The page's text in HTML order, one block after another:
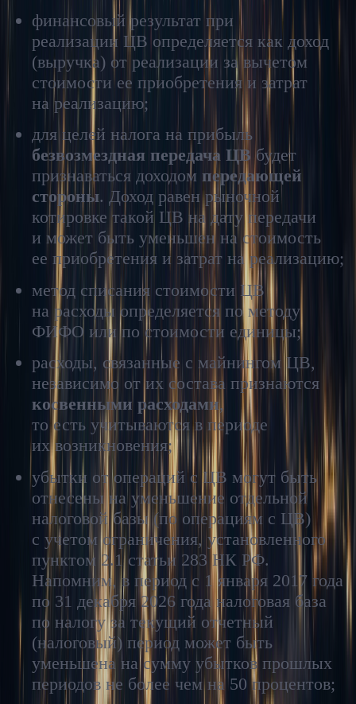
финансовый результат при
реализации ЦВ определяется как доход
(выручка) от реализации за вычетом
стоимости ее приобретения и затрат
на реализацию;
для целей налога на прибыль
безвозмездная передача ЦВ будет
признаваться доходом передающей
стороны. Доход равен рыночной
котировке такой ЦВ на дату передачи
и может быть уменьшен на стоимость
ее приобретения и затрат на реализацию;
метод списания стоимости ЦВ
на расходы определяется по методу
ФИФО или по стоимости единицы;
расходы, связанные с майнингом ЦВ,
независимо от их состава признаются
косвенными расходами,
то есть учитываются в периоде
их возникновения;
убытки от операций с ЦВ могут быть
отнесены на уменьшение отдельной
налоговой базы (по операциям с ЦВ)
с учетом ограничения, установленного
пунктом 2.1 статьи 283 НК РФ.
Напомним, в период с 1 января 2017 года
по 31 декабря 2026 года налоговая база
по налогу за текущий отчетный
(налоговый) период может быть
уменьшена на сумму убытков прошлых
периодов не более чем на 50 процентов;